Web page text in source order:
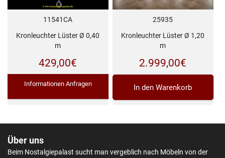
11541CA
Kronleuchter Lüster Ø 0,40
m
429,00€
Informationen Anfragen
25935
Kronleuchter Lüster Ø 1,20
m
2.999,00€
In den Warenkorb
Über uns
Beim Nostalgiepalast sucht man vergeblich nach Möbeln von der